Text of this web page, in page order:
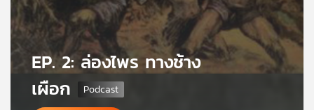
เครือ
ข่าย
วิทยุ
ไทย
พี
EP. 2: ล่องไพร ทางช้าง
เผือก